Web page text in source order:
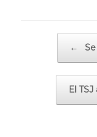
←
El